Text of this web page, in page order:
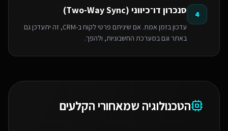
4 סנכרון דו־כיווני (Two-Way Sync)
עדכון בזמן אמת. אם שיניתם פרטי לקוח ב-CRM, זה יתעדכן גם
באתר וגם במערכת החשבוניות, ולהפך.
הטכנולוגיה שמאחורי הקלעים